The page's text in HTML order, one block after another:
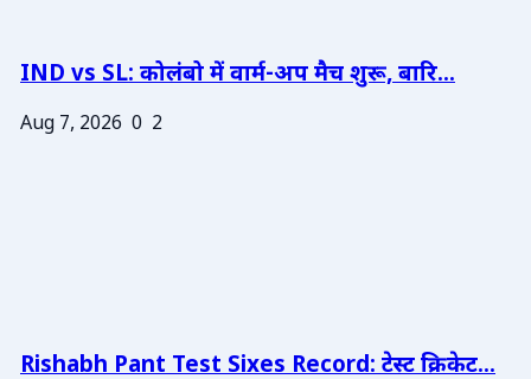
IND vs SL: कोलंबो में वार्म-अप मैच शुरू, बारि...
Aug 7, 2026 0 2
Rishabh Pant Test Sixes Record: टेस्ट क्रिकेट...